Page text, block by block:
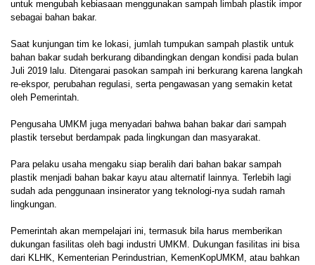
untuk mengubah kebiasaan menggunakan sampah limbah plastik impor
sebagai bahan bakar.
Saat kunjungan tim ke lokasi, jumlah tumpukan sampah plastik untuk
bahan bakar sudah berkurang dibandingkan dengan kondisi pada bulan
Juli 2019 lalu. Ditengarai pasokan sampah ini berkurang karena langkah
re-ekspor, perubahan regulasi, serta pengawasan yang semakin ketat
oleh Pemerintah.
Pengusaha UMKM juga menyadari bahwa bahan bakar dari sampah
plastik tersebut berdampak pada lingkungan dan masyarakat.
Para pelaku usaha mengaku siap beralih dari bahan bakar sampah
plastik menjadi bahan bakar kayu atau alternatif lainnya. Terlebih lagi
sudah ada penggunaan insinerator yang teknologi-nya sudah ramah
lingkungan.
Pemerintah akan mempelajari ini, termasuk bila harus memberikan
dukungan fasilitas oleh bagi industri UMKM. Dukungan fasilitas ini bisa
dari KLHK, Kementerian Perindustrian, KemenKopUMKM, atau bahkan